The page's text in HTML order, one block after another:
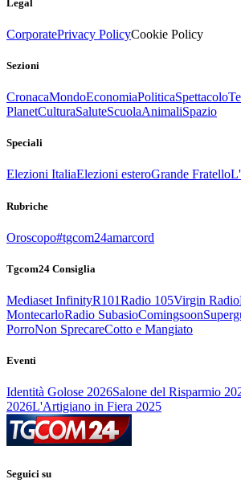
Legal
CorporatePrivacy PolicyCookie Policy
Sezioni
CronacaMondoEconomiaPoliticaSpettacolo
PlanetCulturaSaluteScuolaAnimaliSpazio
Speciali
Elezioni ItaliaElezioni esteroGrande Fratello
Rubriche
Oroscopo#tgcom24amarcord
Tgcom24 Consiglia
Mediaset InfinityR101Radio 105Virgin Radio
MontecarloRadio SubasioComingsoon
PorroNon SprecareCotto e Mangiato
Eventi
Identità Golose 2026Salone del Risparmio
2026L'Artigiano in Fiera 2025
Seguici su